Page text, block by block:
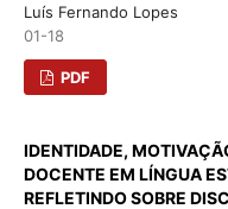
Luís Fernando Lopes
01-18
PDF
IDENTIDADE,
DOCENTE EM LÍNGUA
REFLETINDO SOBRE